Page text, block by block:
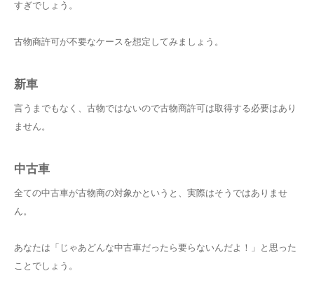
すぎでしょう。
古物商許可が不要なケースを想定してみましょう。
新車
言うまでもなく、古物ではないので古物商許可は取得する必要はあり
ません。
中古車
全ての中古車が古物商の対象かというと、実際はそうではありませ
ん。
あなたは「じゃあどんな中古車だったら要らないんだよ！」と思った
ことでしょう。